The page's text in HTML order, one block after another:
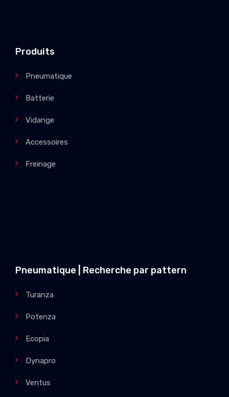
Produits
Pneumatique
Batterie
Vidange
Accessoires
Freinage
Pneumatique | Recherche par pattern
Turanza
Potenza
Ecopia
Dynapro
Ventus